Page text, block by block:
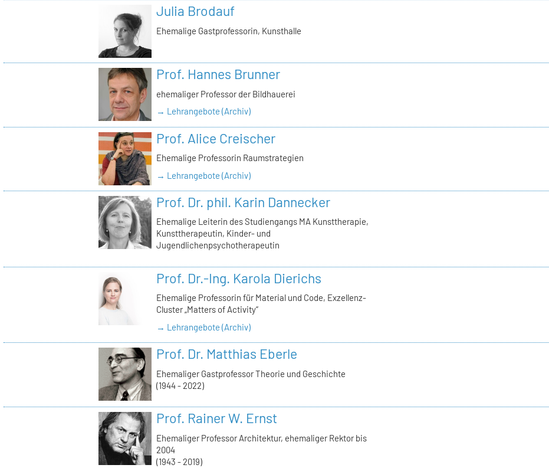
Julia Brodauf
Ehemalige Gastprofessorin, Kunsthalle
Prof. Hannes Brunner
ehemaliger Professor der Bildhauerei
→ Lehrangebote (Archiv)
Prof. Alice Creischer
Ehemalige Professorin Raumstrategien
→ Lehrangebote (Archiv)
Prof. Dr. phil. Karin Dannecker
Ehemalige Leiterin des Studiengangs MA Kunsttherapie,
Kunsttherapeutin, Kinder- und
Jugendlichenpsychotherapeutin
Prof. Dr.-Ing. Karola Dierichs
Ehemalige Professorin für Material und Code, Exzellenz-
Cluster „Matters of Activity“
→ Lehrangebote (Archiv)
Prof. Dr. Matthias Eberle
Ehemaliger Gastprofessor Theorie und Geschichte
(1944 - 2022)
Prof. Rainer W. Ernst
Ehemaliger Professor Architektur, ehemaliger Rektor bis
2004
(1943 - 2019)